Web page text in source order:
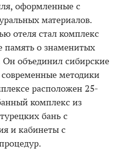
оформленные с
материалов.
отеля стал комплекс
память о знаменитых
Он объединил сибирские
методики
расположен 25-
комплекс из
бань с
и кабинеты с